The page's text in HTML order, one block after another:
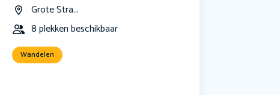
Grote Stra...
8 plekken beschikbaar
Wandelen